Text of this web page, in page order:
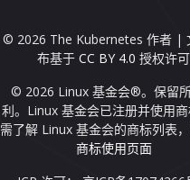
© 2026 The Kubernetes 作者 |
布基于CC BY 4.0 授权许可
© 2026 Linux 基金会®。保留
利。Linux 基金会已注册并使用
需了解 Linux 基金会的商标列表
商标使用页面